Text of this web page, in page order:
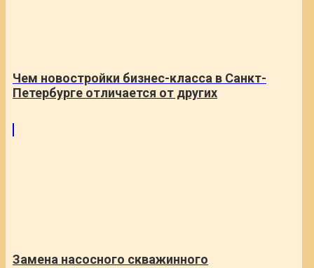
Чем новостройки бизнес-класса в Санкт-
Петербурге отличается от других
Замена насосного скважинного